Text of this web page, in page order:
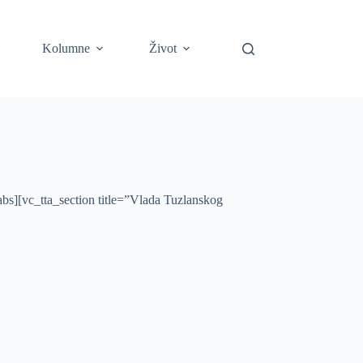
Kolumne Život
title=”Vlada Tuzlanskog